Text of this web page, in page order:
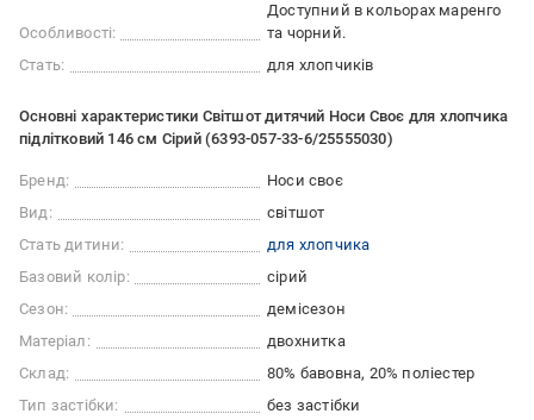
Особливості:
Доступний в кольорах маренго
та чорний.
Стать:
для хлопчиків
Основні характеристики Світшот дитячий Носи Своє для хлопчика
підлітковий 146 см Сірий (6393-057-33-6/25555030)
Бренд:
Носи своє
Вид:
світшот
Стать дитини:
для хлопчика
Базовий колір:
сірий
Сезон:
демісезон
Матеріал:
двохнитка
Склад:
80% бавовна, 20% поліестер
Тип застібки:
без застібки